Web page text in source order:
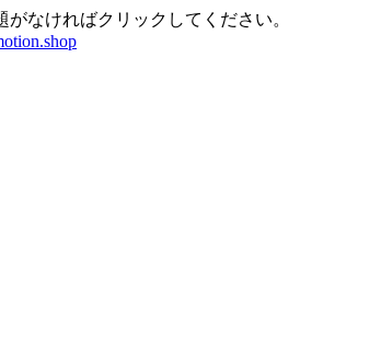
なければクリックしてください。